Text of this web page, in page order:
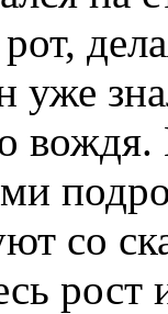
уже
со
рост